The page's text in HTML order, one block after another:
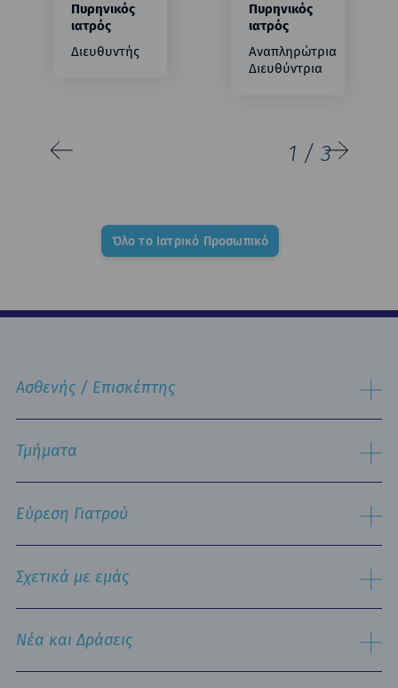
Πυρηνικός
ιατρός
Διευθυντής
Πυρηνικός
ιατρός
Αναπληρώτρια
Διευθύντρια
1 / 3
Όλο το Ιατρικό Προσωπικό
Ασθενής / Επισκέπτης
Διαδικασία Εισαγωγής
Διαδικασία Eξιτηρίου
Δωμάτια & Διατροφή
Υπηρεσίες
Τμήμα Εξυπηρέτησης Ασθενών
Τμήματα
Εργαστηριακός Τομέας
Χειρουργικός Τομέας
Παθολογικός Τομέας
Ειδικές Μονάδες
Νοσηλευτική Υπηρεσία
Εξωτερικά Ιατρεία
Οne Day Clinic (Ημερήσια Νοσηλεία)
Εύρεση Γιατρού
Αναζήτηση
Σχετικά με εμάς
Ιστορικό
Όραμα & Αποστολή
Πολιτική Ποιότητας
Οικονομικά Μεγέθη
Νέα και Δράσεις
Δελτία Τύπου - Ανακοινώσεις